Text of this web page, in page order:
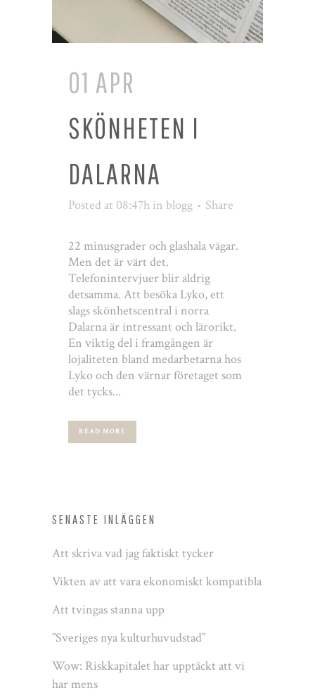
01 APR
SKÖNHETEN I
DALARNA
Posted at 08:47h in blogg Share
22 minusgrader och glashala vägar.
Men det är värt det.
Telefonintervjuer blir aldrig
detsamma. Att besöka Lyko, ett
slags skönhetscentral i norra
Dalarna är intressant och lärorikt.
En viktig del i framgången är
lojaliteten bland medarbetarna hos
Lyko och den värnar företaget som
det tycks...
READ MORE
SENASTE INLÄGGEN
Att skriva vad jag faktiskt tycker
Vikten av att vara ekonomiskt kompatibla
Att tvingas stanna upp
”Sveriges nya kulturhuvudstad”
Wow: Riskkapitalet har upptäckt att vi
har mens